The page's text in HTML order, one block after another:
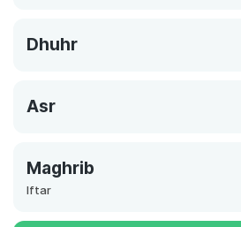
Dhuhr
Asr
Maghrib
Iftar